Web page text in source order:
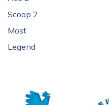
Scoop 2
Most
Legend